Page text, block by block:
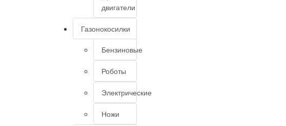
двигатели
Газонокосилки
Бензиновые
Роботы
Электрические
Ножи